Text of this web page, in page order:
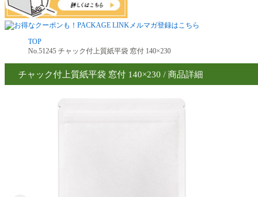
TOP
No.51245 チャック付上質紙平袋 窓付 140×230
チャック付上質紙平袋 窓付 140×230 / 商品詳細